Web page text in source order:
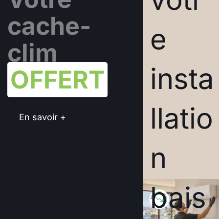
cache-
clim
OFFERT
En savoir +
e
insta
llatio
n
bais